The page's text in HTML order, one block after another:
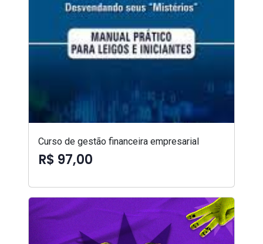
Curso de gestão financeira empresarial
R$ 97,00